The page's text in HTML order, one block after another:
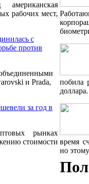
рабочих мест,
с
против
и Prada,
за год в
рынках
стоимости
побила
время
но